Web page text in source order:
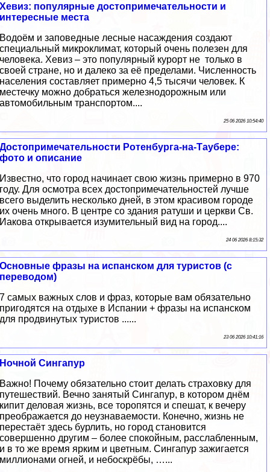
Хевиз: популярные достопримечательности и
интересные места
Водоём и заповедные лесные насаждения создают
специальный микроклимат, который очень полезен для
человека. Хевиз – это популярный курорт не только в
своей стране, но и далеко за её пределами. Численность
населения составляет примерно 4,5 тысячи человек. К
местечку можно добраться железнодорожным или
автомобильным транспортом....
25 06 2026 10:54:40
Достопримечательности Ротенбурга-на-Таубере:
фото и описание
Известно, что город начинает свою жизнь примерно в 970
году. Для осмотра всех достопримечательностей лучше
всего выделить несколько дней, в этом красивом городе
их очень много. В центре со здания ратуши и церкви Св.
Иакова открывается изумительный вид на город....
24 06 2026 8:15:32
Основные фразы на испанском для туристов (с
переводом)
7 самых важных слов и фраз, которые вам обязательно
пригодятся на отдыхе в Испании + фразы на испанском
для продвинутых туристов ......
23 06 2026 10:41:16
Ночной Сингапур
Важно! Почему обязательно стоит делать страховку для
путешествий. Вечно занятый Сингапур, в котором днём
кипит деловая жизнь, все торопятся и спешат, к вечеру
преображается до неузнаваемости. Конечно, жизнь не
перестаёт здесь бурлить, но город становится
совершенно другим – более спокойным, расслабленным,
и в то же время ярким и цветным. Сингапур зажигается
миллионами огней, и небоскрёбы, …...